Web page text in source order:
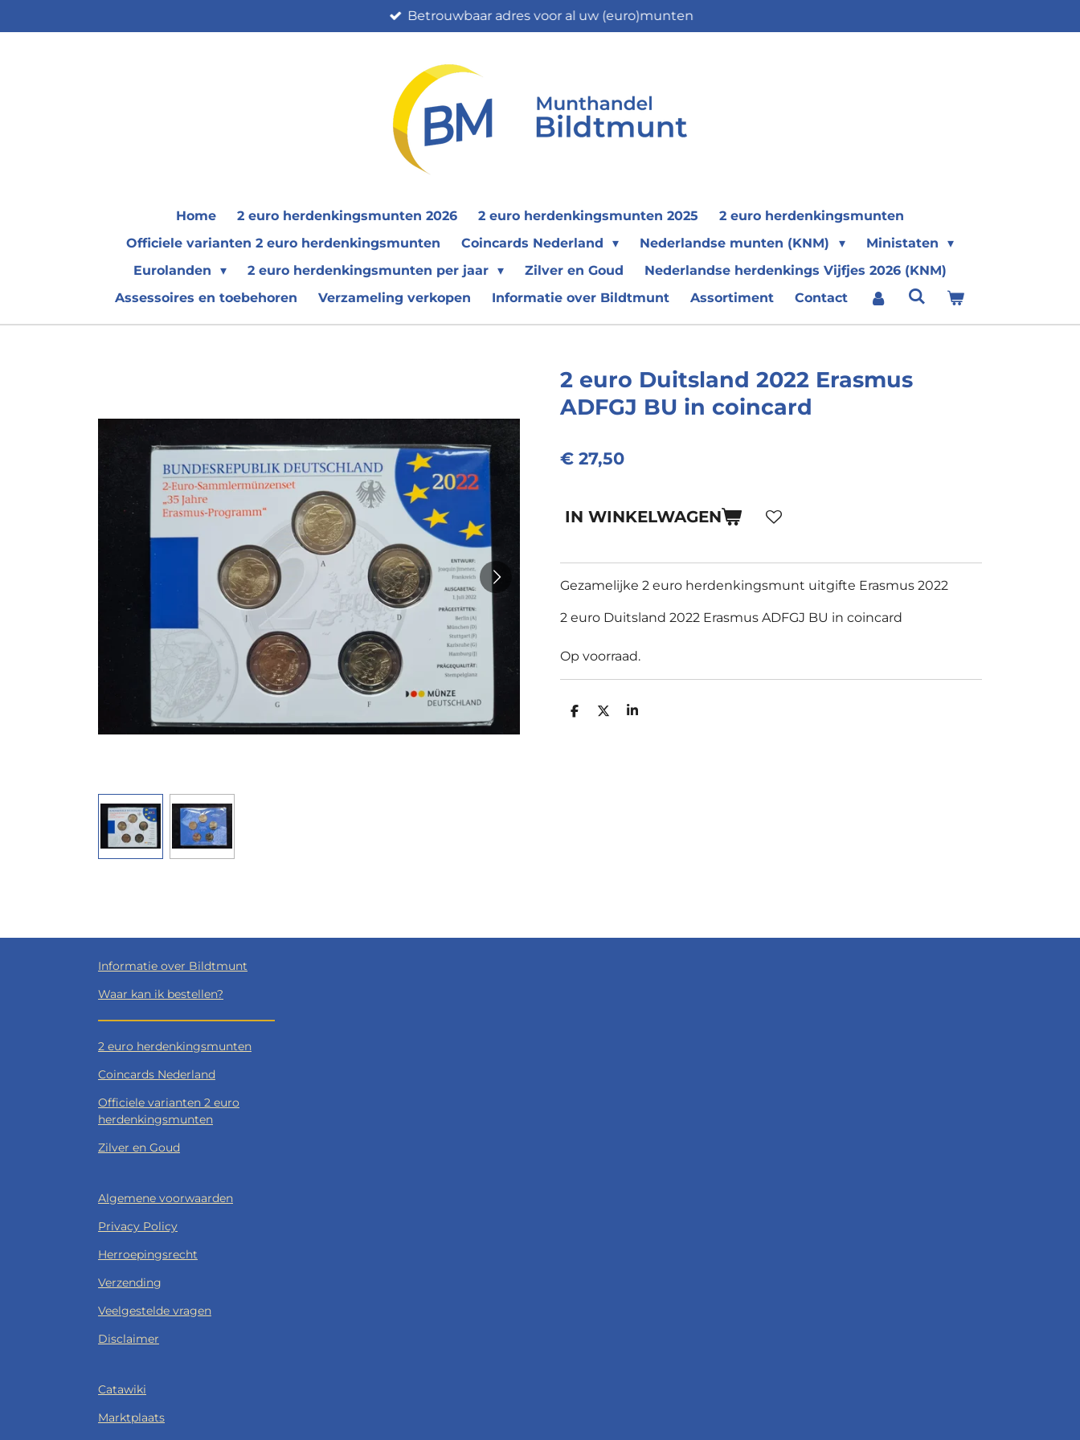
direct
Betrouwbaar adres voor al uw (euro)munten
Home 2 euro herdenkingsmunten 2026 2 euro herdenkingsmunten 2025
2 euro herdenkingsmunten
Officiele varianten 2 euro herdenkingsmunten
Coincards Nederland Nederlandse munten (KNM)
Ministaten
Eurolanden
2 euro herdenkingsmunten per jaar Zilver en Goud
Nederlandse herdenkings Vijfjes 2026 (KNM)
Assessoires en toebehoren
Verzameling verkopen Informatie over Bildtmunt Assortiment Contact
2 euro Duitsland 2022 Erasmus
ADFGJ BU in coincard
€ 27,50
IN WINKELWAGEN
Gezamelijke 2 euro herdenkingsmunt uitgifte Erasmus 2022
2 euro Duitsland 2022 Erasmus ADFGJ BU in coincard
Op voorraad.
D
D
S
Informatie over Bildtmunt
Waar kan ik bestellen?
2 euro herdenkingsmunten
Coincards Nederland
Officiele varianten 2 euro
herdenkingsmunten
Zilver en Goud
Algemene voorwaarden
Privacy Policy
Herroepingsrecht
Verzending
Veelgestelde vragen
Disclaimer
Catawiki
Marktplaats